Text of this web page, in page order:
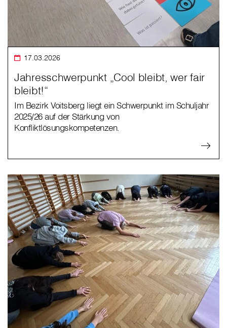
17.03.2026
Jahresschwerpunkt „Cool bleibt, wer fair
bleibt!“
Im Bezirk Voitsberg liegt ein Schwerpunkt im Schuljahr
2025/26 auf der Stärkung von
Konfliktlösungskompetenzen.